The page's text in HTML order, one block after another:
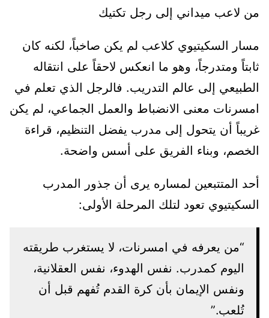
من لاعب ميداني إلى رجل تكتيك
مسار السكيتيوي كلاعب لم يكن صاخباً، لكنه كان
ثابتاً ومتدرجاً، وهو ما انعكس لاحقاً على انتقاله
الطبيعي إلى عالم التدريب. فالرجل الذي تعلم في
امسرنات معنى الانضباط والعمل الجماعي، لم يكن
غريباً أن يتحول إلى مدرب يفضل التنظيم، قراءة
الخصم، وبناء الفريق على أسس واضحة.
أحد المتتبعين لمساره يرى أن جذور المدرب
السكيتيوي تعود لتلك المرحلة الأولى:
“من يعرفه في امسرنات، لا يستغرب طريقته
اليوم كمدرب. نفس الهدوء، نفس العقلانية،
ونفس الإيمان بأن كرة القدم تُفهم قبل أن
تُلعب.”